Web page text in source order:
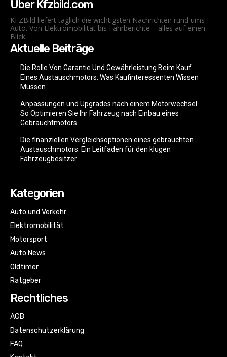
Über Kfzbild.com
KFZBild liefert täglich die wichtigsten Nachrichten rund ums
Auto. Von Elektromobilität bis Fahrberichte – alles auf einen
Blick.
Aktuelle Beiträge
Die Rolle Von Garantie Und Gewährleistung Beim Kauf
Eines Austauschmotors: Was Kaufinteressenten Wissen
Müssen
Anpassungen und Upgrades nach einem Motorwechsel:
So Optimieren Sie Ihr Fahrzeug nach Einbau eines
Gebrauchtmotors
Die finanziellen Vergleichsoptionen eines gebrauchten
Austauschmotors: Ein Leitfaden für den klugen
Fahrzeugbesitzer
Kategorien
Auto und Verkehr
Elektromobilität
Motorsport
Auto News
Oldtimer
Ratgeber
Rechtliches
AGB
Datenschutzerklärung
FAQ